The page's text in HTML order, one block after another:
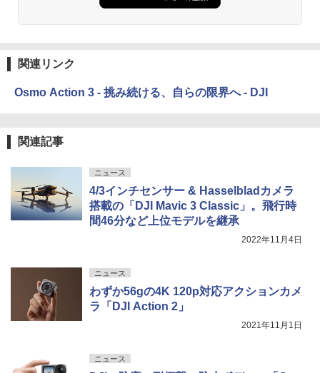
関連リンク
Osmo Action 3 - 挑み続ける、自らの限界へ - DJI
関連記事
ニュース
4/3インチセンサー & Hasselbladカメラ
搭載の「DJI Mavic 3 Classic」。飛行時
間46分など上位モデルを継承
2022年11月4日
ニュース
わずか56gの4K 120p対応アクションカメ
ラ「DJI Action 2」
2021年11月1日
ニュース